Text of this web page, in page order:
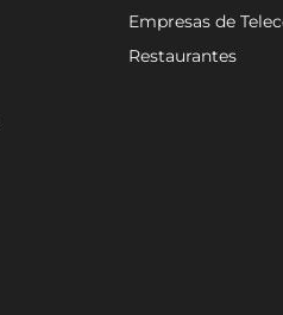
Empresas de
Restaurantes